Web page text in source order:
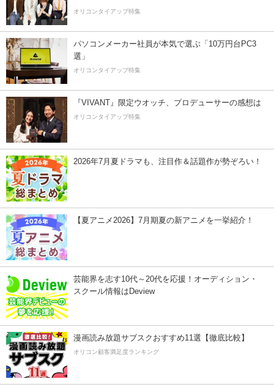
オリコンタイアップ特集
パソコンメーカー社員が本気で選ぶ「10万円台PC3
選」
オリコンタイアップ特集
『VIVANT』限定ウオッチ、プロデューサーの感想は
オリコンタイアップ特集
2026年7月夏ドラマも、注目作＆話題作が勢ぞろい！
【夏アニメ2026】7月期夏の新アニメを一挙紹介！
芸能界を志す10代～20代を応援！オーディション・
スクール情報はDeview
漫画読み放題サブスクおすすめ11選【徹底比較】
オリコン顧客満足度ランキング